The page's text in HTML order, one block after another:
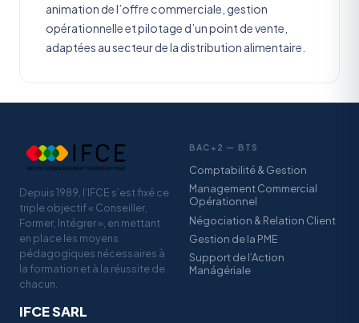
animation de l’offre commerciale, gestion
opérationnelle et pilotage d’un point de vente,
adaptées au secteur de la distribution alimentaire.
Depuis 1989, l’IFCE s’est fixé ce
triple objectif « Conseiller,
Former, Intégrer », en mettant
en place les moyens
pédagogiques nécessaires à
la formation et à la réussite de
chacun.
IFCE SARL
BAC+2 — BTS
Comptabilité & Gestion
Management Commercial
Opérationnel
Négociation & Relation Client
Gestion de la PME
Support de l’Action
Manágériale